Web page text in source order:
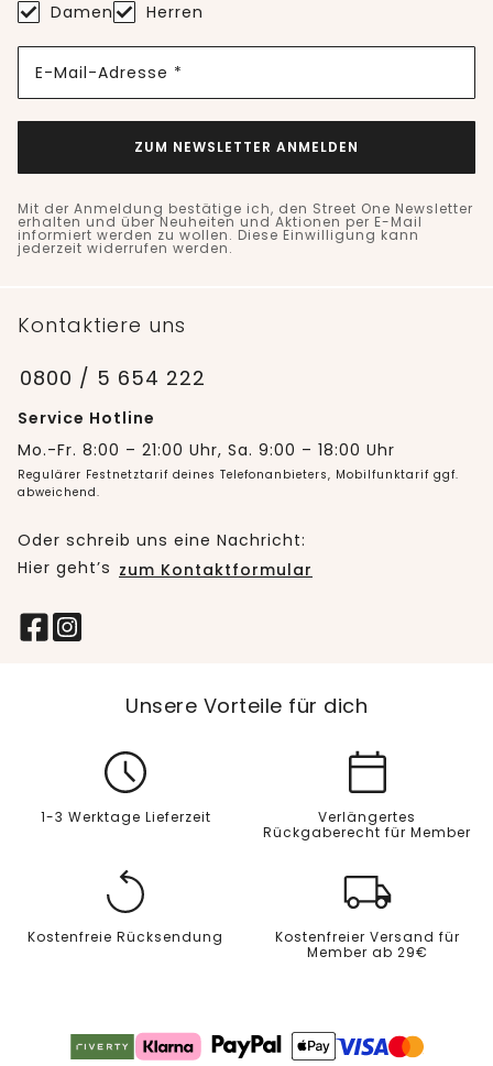
Damen Herren
E-Mail-Adresse *
ZUM NEWSLETTER ANMELDEN
Mit der Anmeldung bestätige ich, den Street One Newsletter
erhalten und über Neuheiten und Aktionen per E-Mail
informiert werden zu wollen. Diese Einwilligung kann
jederzeit widerrufen werden.
Kontaktiere uns
0800 / 5 654 222
Service Hotline
Mo.-Fr. 8:00 – 21:00 Uhr, Sa. 9:00 – 18:00 Uhr
Regulärer Festnetztarif deines Telefonanbieters, Mobilfunktarif ggf.
abweichend.
Oder schreib uns eine Nachricht:
Hier geht’s zum Kontaktformular
Unsere Vorteile für dich
1-3 Werktage Lieferzeit
Verlängertes
Rückgaberecht für Member
Kostenfreie Rücksendung
Kostenfreier Versand für
Member ab 29€